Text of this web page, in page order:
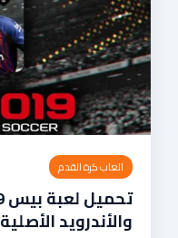
العاب كرة القدم
والأندرويد الأصلية